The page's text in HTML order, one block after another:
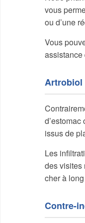
vous
ou d’une
Vous
assistance
Artrobiol
issus de
Les
des visites
cher à
Contre-